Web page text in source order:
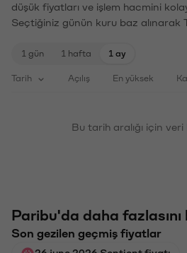
düşük fiyatları ve işlem hacmini
Seçtiğiniz günün kuru baz alınarak
1 gün 1 hafta 1 ay
Tarih Açılış En yüksek
Bu tarih aralığı için veri
Paribu'da daha fazlasını
Son gezilen geçmiş fiyatlar